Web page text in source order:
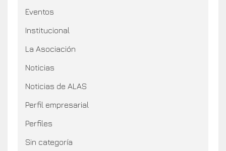
Eventos
Institucional
La Asociación
Noticias
Noticias de ALAS
Perfil empresarial
Perfiles
Sin categoría